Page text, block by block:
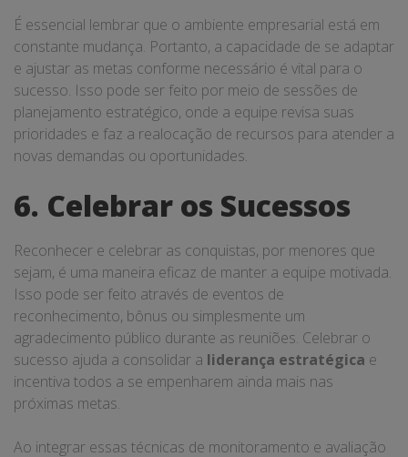
É essencial lembrar que o ambiente empresarial está em
constante mudança. Portanto, a capacidade de se adaptar
e ajustar as metas conforme necessário é vital para o
sucesso. Isso pode ser feito por meio de sessões de
planejamento estratégico, onde a equipe revisa suas
prioridades e faz a realocação de recursos para atender a
novas demandas ou oportunidades.
6. Celebrar os Sucessos
Reconhecer e celebrar as conquistas, por menores que
sejam, é uma maneira eficaz de manter a equipe motivada.
Isso pode ser feito através de eventos de
reconhecimento, bônus ou simplesmente um
agradecimento público durante as reuniões. Celebrar o
sucesso ajuda a consolidar a liderança estratégica e
incentiva todos a se empenharem ainda mais nas
próximas metas.
Ao integrar essas técnicas de monitoramento e avaliação